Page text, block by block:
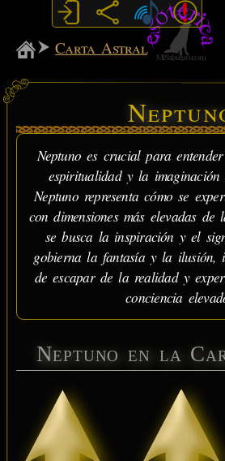
MiSabueso
Carta Astral
Neptuno es crucial para
espiritualidad y la imaginación
Neptuno representa cómo se
con dimensiones más elevadas de
se busca la inspiración y el
gobierna la fantasía y la ilusión,
de escapar de la realidad y
conciencia
Neptuno en la